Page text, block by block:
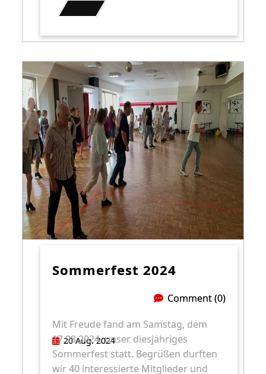
Sommerfest 2024
20 Aug. 2024
Comment (0)
Mit Freude fand am Samstag, dem
17.08.2024, unser diesjähriges
Sommerfest statt. Begrüßen durften
wir 40 interessierte Mitglieder und